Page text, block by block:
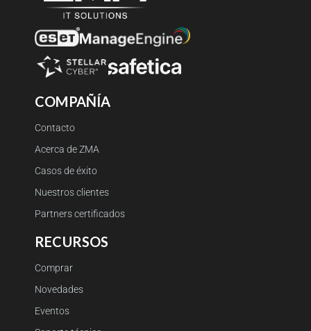
COMPAÑÍA
Contacto
Acerca de ZMA
Casos de éxito
Nuestros clientes
Partners certificados
RECURSOS
Comprar
Novedades
Eventos